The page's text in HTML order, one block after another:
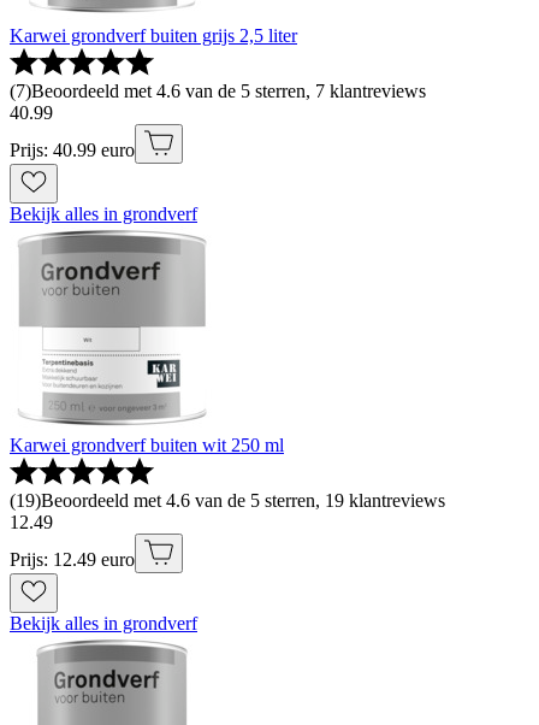
Karwei grondverf buiten grijs 2,5 liter
(7)Beoordeeld met 4.6 van de 5 sterren, 7 klantreviews
40.99
Prijs: 40.99 euro
Bekijk alles in grondverf
Karwei grondverf buiten wit 250 ml
(19)Beoordeeld met 4.6 van de 5 sterren, 19 klantreviews
12.49
Prijs: 12.49 euro
Bekijk alles in grondverf